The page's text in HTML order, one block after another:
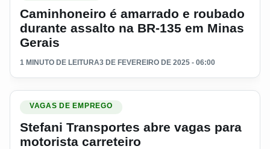
Caminhoneiro é amarrado e roubado
durante assalto na BR-135 em Minas
Gerais
1 MINUTO DE LEITURA3 DE FEVEREIRO DE 2025 - 06:00
Ler materia: Stefani Transportes abre vagas para motorista
VAGAS DE EMPREGO
Stefani Transportes abre vagas para
motorista carreteiro